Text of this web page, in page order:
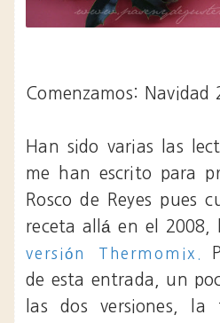
Comenzamos: Navidad
Han sido varias las
me han escrito para
Rosco de Reyes pues
receta allá en el 2008,
versión Thermomix.
de esta entrada, un
las dos versiones, la